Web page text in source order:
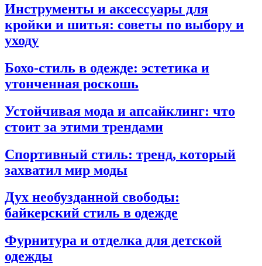
Инструменты и аксессуары для
кройки и шитья: советы по выбору и
уходу
Бохо-стиль в одежде: эстетика и
утонченная роскошь
Устойчивая мода и апсайклинг: что
стоит за этими трендами
Спортивный стиль: тренд, который
захватил мир моды
Дух необузданной свободы:
байкерский стиль в одежде
Фурнитура и отделка для детской
одежды